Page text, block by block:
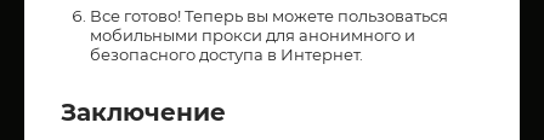
Все готово! Теперь вы можете пользоваться
мобильными прокси для анонимного и
безопасного доступа в Интернет.
Заключение